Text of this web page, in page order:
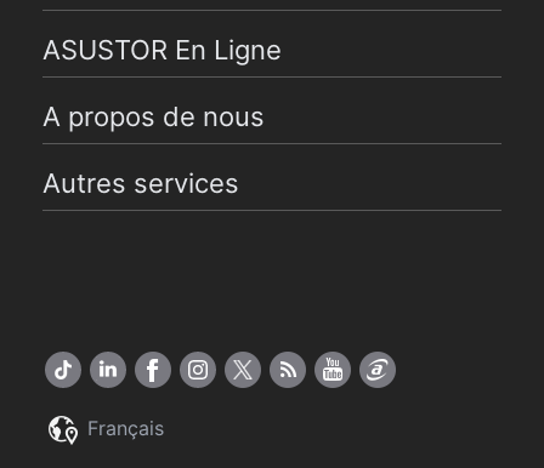
ASUSTOR En Ligne
A propos de nous
Autres services
Français